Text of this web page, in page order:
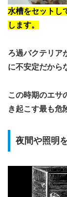
水槽をセットし
します。
ろ過バクテリア
に不安定だから
この時期のエサ
き起こす最も危
夜間や照明